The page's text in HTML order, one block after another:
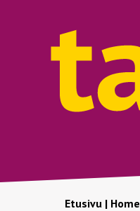
Etusivu | Home